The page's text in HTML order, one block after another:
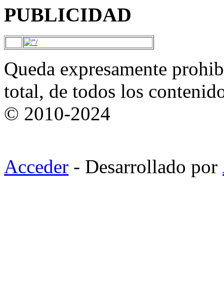
PUBLICIDAD
Queda expresamente
total, de todos los
© 2010-2024
Acceder - Desarrollado por